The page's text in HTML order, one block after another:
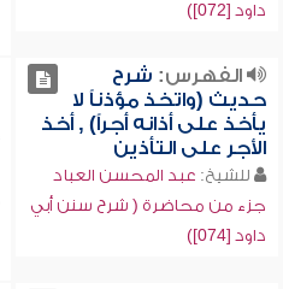
داود [072])
الفهرس: شرح
حديث (واتخذ مؤذناً لا
يأخذ على أذانه أجراً) , أخذ
الأجر على التأذين
للشيخ: عبد المحسن العباد
جزء من محاضرة ( شرح سنن أبي
داود [074])